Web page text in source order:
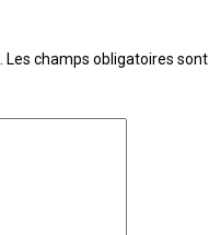
Les champs obligatoires sont